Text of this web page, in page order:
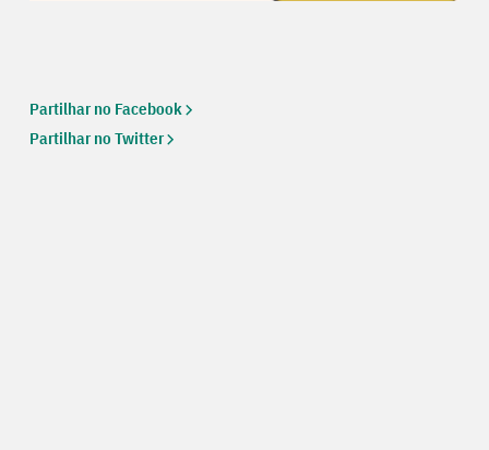
Partilhar no Facebook
Partilhar no Twitter